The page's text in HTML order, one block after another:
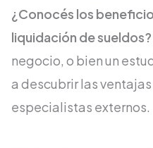
¿Conocés los
liquidación de sueldos?
negocio, o bien un
a descubrir las
especialistas externos.